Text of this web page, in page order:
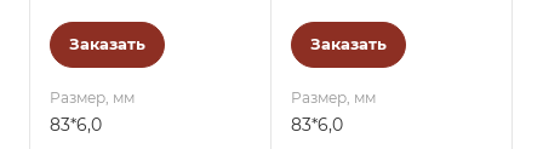
Заказать
Размер, мм
83*6,0
Заказать
Размер, мм
83*6,0